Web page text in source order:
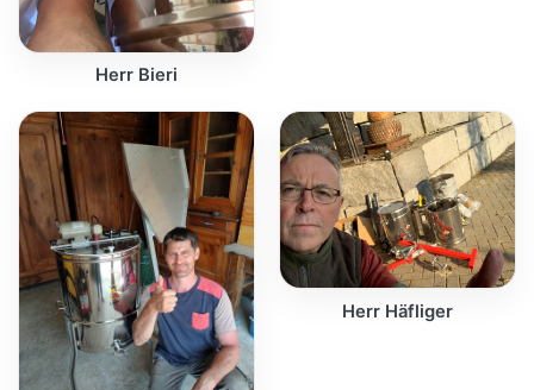
Herr Bieri
Herr Häfliger